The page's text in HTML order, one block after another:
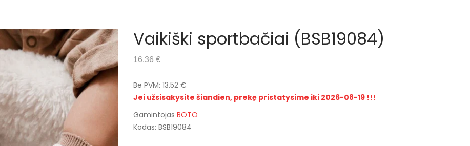
Vaikiški sportbačiai (BSB19084)
16.36 €
Be PVM: 13.52 €
Jei užsisakysite šiandien, prekę pristatysime iki 2026-08-19 !!!
Gamintojas BOTO
Kodas: BSB19084